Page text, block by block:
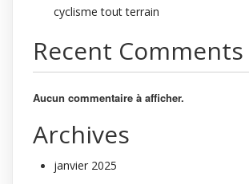
cyclisme tout terrain
Recent Comments
Aucun commentaire à afficher.
Archives
janvier 2025